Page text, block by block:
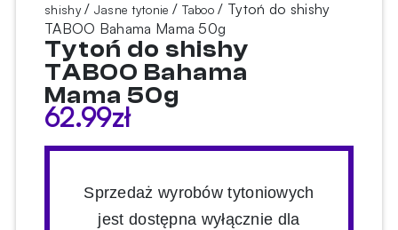
shishy/ Jasne tytonie / Taboo / Tytoń do shishy
TABOO Bahama Mama 50g
Tytoń do shishy
TABOO Bahama
Mama 50g
62.99zł
Sprzedaż wyrobów tytoniowych
jest dostępna wyłącznie dla